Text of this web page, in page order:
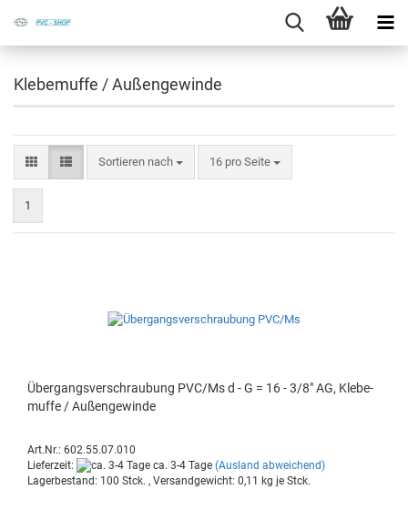
Klebemuffe / Außengewinde
Sortieren nach 16 pro Seite
1
Über­gangs­ver­schrau­bung PVC/Ms d - G = 16 - 3/8" AG, Kle­be­
muf­fe / Au­ßen­ge­win­de
Art.Nr.: 602.55.07.010
Lieferzeit:
ca. 3-4 Tage (Ausland abweichend)
Lagerbestand: 100 Stck. , Versandgewicht: 0,11 kg je Stck.